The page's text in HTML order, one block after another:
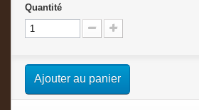
Quantité
Ajouter au panier